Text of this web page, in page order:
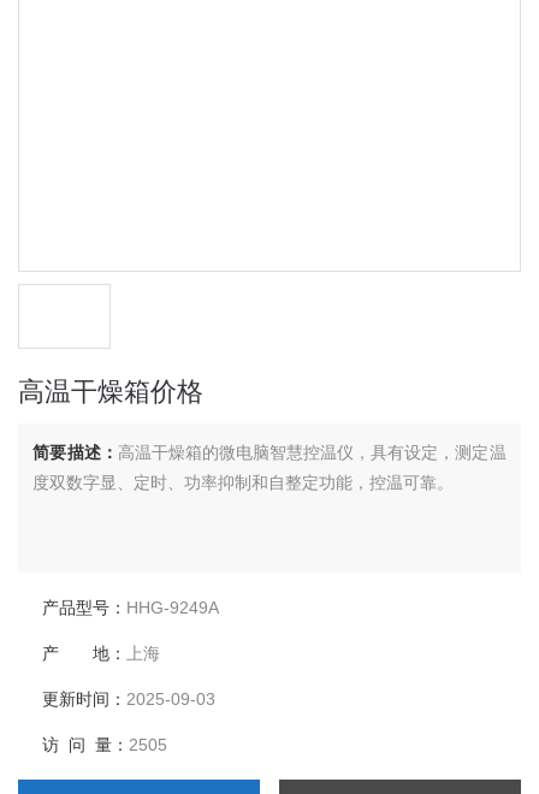
高温干燥箱价格
简要描述： 高温干燥箱的微电脑智慧控温仪，具有设定，测定温
度双数字显、定时、功率抑制和自整定功能，控温可靠。
产品型号： HHG-9249A
产 地：上海
更新时间：2025-09-03
访 问 量：2505